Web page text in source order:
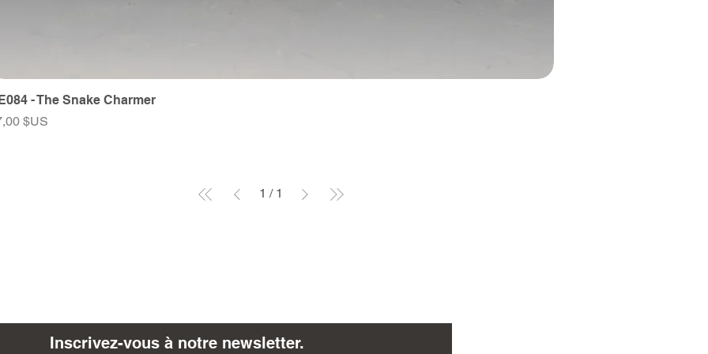
- The Snake Charmer
$US
1 / 1
Inscrivez-vous à notre newsletter.